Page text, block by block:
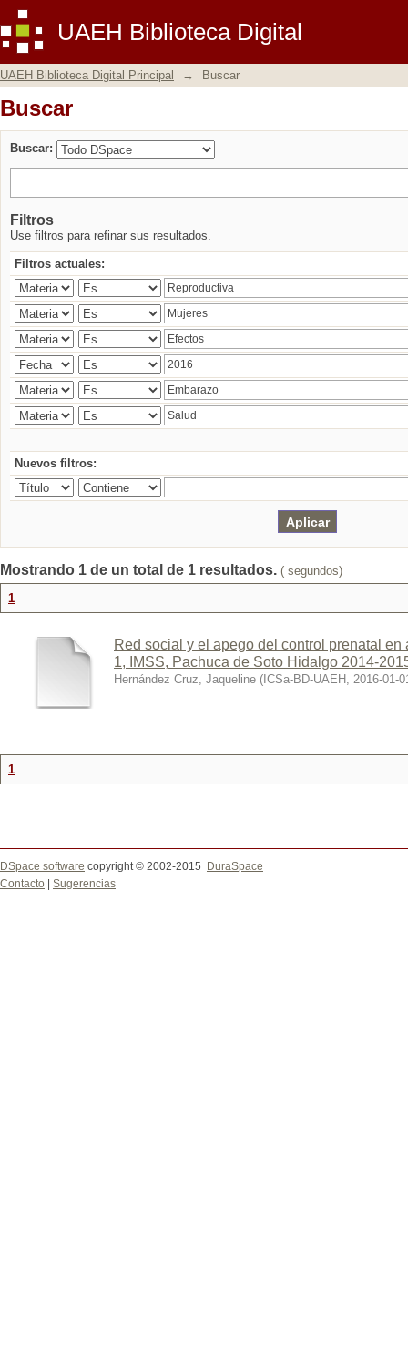
UAEH Biblioteca Digital
Buscar
UAEH Biblioteca Digital Principal → Buscar
Buscar
Buscar:
Filtros
Use filtros para refinar sus resultados.
Filtros actuales:
Nuevos filtros:
Mostrando 1 de un total de 1 resultados. ( segundos)
1
Red social y el apego del control prenatal
1, IMSS, Pachuca de Soto Hidalgo 2014-
Hernández Cruz, Jaqueline ( ICSa-BD-UAEH , 2016-01-
1
DSpace software copyright © 2002-2015
DuraSpace
Contacto
Sugerencias